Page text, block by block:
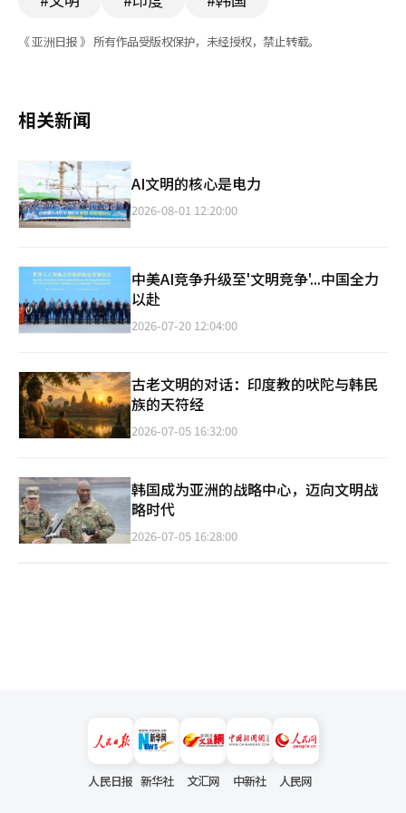
《 亚洲日报 》 所有作品受版权保护，未经授权，禁止转载。
相关新闻
AI文明的核心是电力
2026-08-01 12:20:00
中美AI竞争升级至'文明竞争'...中国全力
以赴
2026-07-20 12:04:00
古老文明的对话：印度教的吠陀与韩民
族的天符经
2026-07-05 16:32:00
韩国成为亚洲的战略中心，迈向文明战
略时代
2026-07-05 16:28:00
人民日报 新华社 文汇网 中新社 人民网